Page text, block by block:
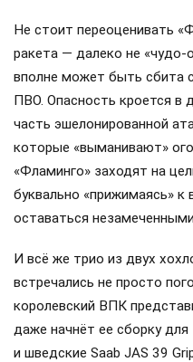
Не стоит переоценивать
ракета — далеко не «чудо-
вполне может быть сбита
ПВО. Опасность кроется в
часть эшелонированной
которые «выманивают»
«Фламинго» заходят на
буквально «прижимаясь» к
оставаться
И всё же трио из двух
встречались не просто
королевский ВПК
даже начнёт ее сборку
и шведские Saab JAS 39